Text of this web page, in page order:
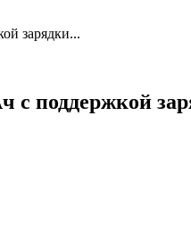
зарядки...
с поддержкой